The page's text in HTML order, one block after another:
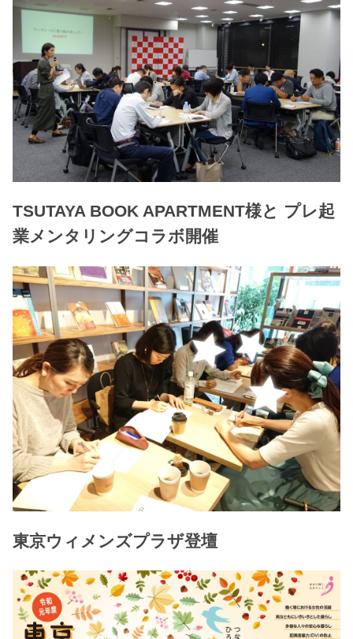
TSUTAYA BOOK APARTMENT様と プレ起
業メンタリングコラボ開催
東京ウィメンズプラザ登壇